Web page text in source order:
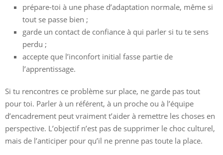
prépare-toi à une phase d’adaptation normale, même si
tout se passe bien ;
garde un contact de confiance à qui parler si tu te sens
perdu ;
accepte que l’inconfort initial fasse partie de
l’apprentissage.
Si tu rencontres ce problème sur place, ne garde pas tout
pour toi. Parler à un référent, à un proche ou à l’équipe
d’encadrement peut vraiment t’aider à remettre les choses en
perspective. L’objectif n’est pas de supprimer le choc culturel,
mais de l’anticiper pour qu’il ne prenne pas toute la place.